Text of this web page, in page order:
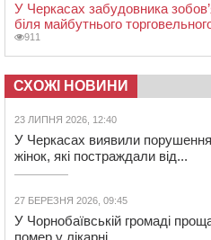
У Черкасах забудовника
біля майбутнього
911
СХОЖІ НОВИНИ
23 ЛИПНЯ 2026, 12:40
У Черкасах виявили
жінок, які постраждали від...
27 БЕРЕЗНЯ 2026, 09:45
У Чорнобаївській громаді